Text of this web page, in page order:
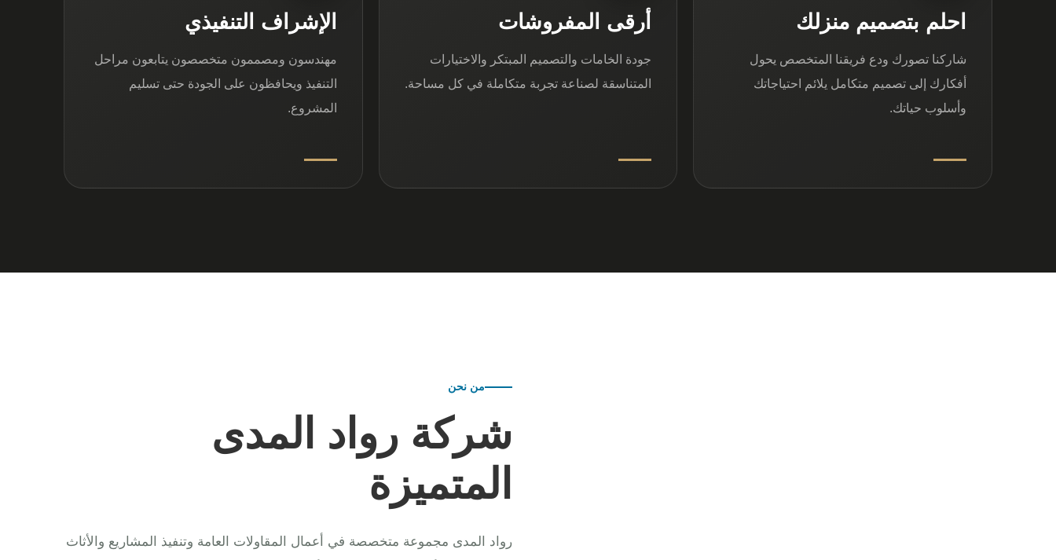
احلم بتصميم منزلك
شاركنا تصورك ودع فريقنا المتخصص يحول
أفكارك إلى تصميم متكامل يلائم احتياجاتك
وأسلوب حياتك.
أرقى المفروشات
جودة الخامات والتصميم المبتكر والاختيارات
المتناسقة لصناعة تجربة متكاملة في كل مساحة.
الإشراف التنفيذي
مهندسون ومصممون متخصصون يتابعون مراحل
التنفيذ ويحافظون على الجودة حتى تسليم
المشروع.
من نحن
شركة رواد المدى
المتميزة
رواد المدى مجموعة متخصصة في أعمال المقاولات العامة وتنفيذ المشاريع والأثاث